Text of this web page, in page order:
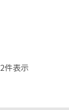
2件表示